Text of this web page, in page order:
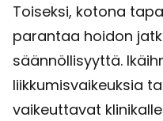
Toiseksi, kotona
parantaa hoidon
säännöllisyyttä.
liikkumisvaikeuksia
vaikeuttavat